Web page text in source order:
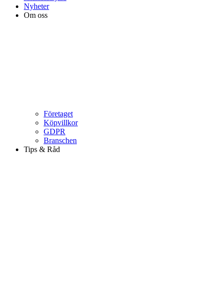
Nyheter
Om oss
Företaget
Köpvillkor
GDPR
Branschen
Tips & Råd